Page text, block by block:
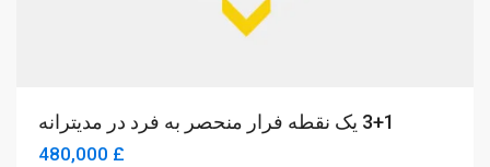
3+1 یک نقطه فرار منحصر به فرد در مدیترانه
£ 480,000